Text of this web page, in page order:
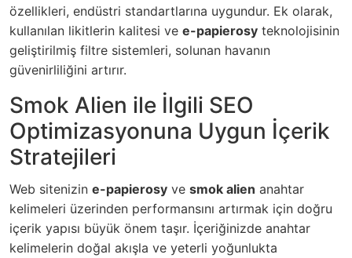
özellikleri, endüstri standartlarına uygundur. Ek olarak,
kullanılan likitlerin kalitesi ve e-papierosy teknolojisinin
geliştirilmiş filtre sistemleri, solunan havanın
güvenirliliğini artırır.
Smok Alien ile İlgili SEO
Optimizasyonuna Uygun İçerik
Stratejileri
Web sitenizin e-papierosy ve smok alien anahtar
kelimeleri üzerinden performansını artırmak için doğru
içerik yapısı büyük önem taşır. İçeriğinizde anahtar
kelimelerin doğal akışla ve yeterli yoğunlukta